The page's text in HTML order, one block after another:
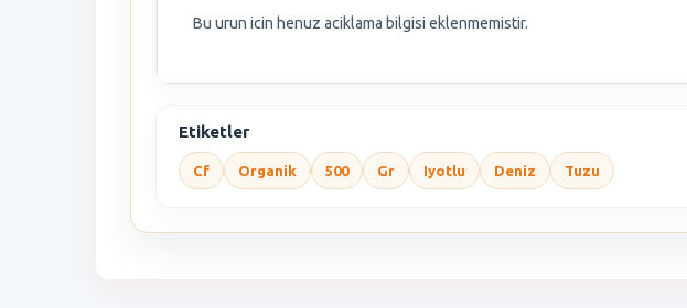
Bu urun icin henuz aciklama bilgisi eklenmemistir.
Etiketler
Cf Organik 500 Gr Iyotlu Deniz Tuzu